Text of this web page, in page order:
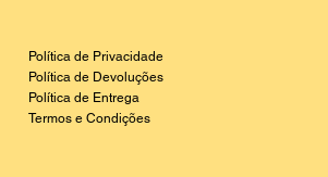
Política de Privacidade
Política de Devoluções
Política de Entrega
Termos e Condições